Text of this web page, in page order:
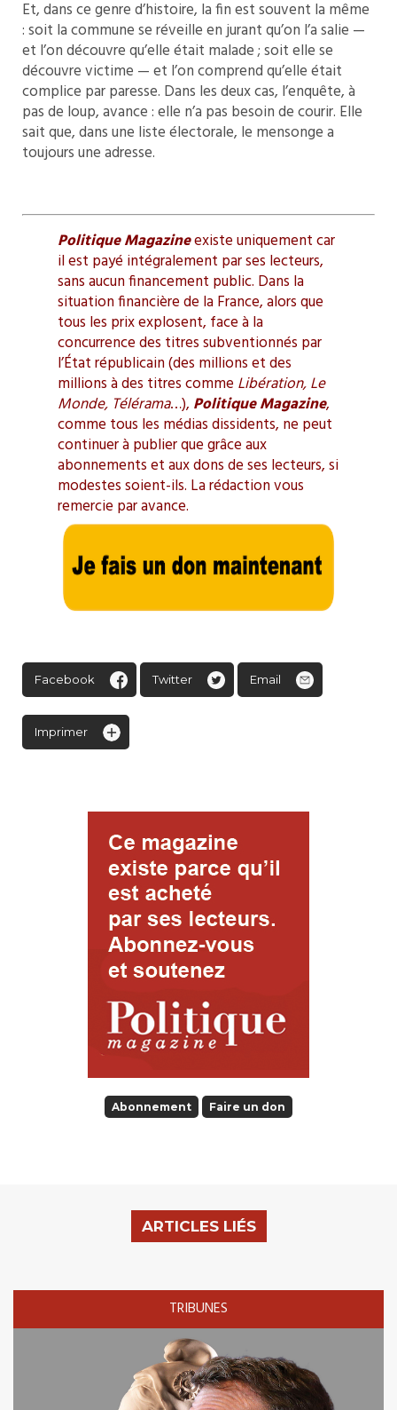
Et, dans ce genre d’histoire, la fin est souvent la même
: soit la commune se réveille en jurant qu’on l’a salie —
et l’on découvre qu’elle était malade ; soit elle se
découvre victime — et l’on comprend qu’elle était
complice par paresse. Dans les deux cas, l’enquête, à
pas de loup, avance : elle n’a pas besoin de courir. Elle
sait que, dans une liste électorale, le mensonge a
toujours une adresse.
Politique Magazineexiste uniquement car
il est payé intégralement par ses lecteurs,
sans aucun financement public. Dans la
situation financière de la France, alors que
tous les prix explosent, face à la
concurrence des titres subventionnés par
l’État républicain (des millions et des
millions à des titres comme Libération, Le
Monde, Télérama…), Politique Magazine,
comme tous les médias dissidents, ne peut
continuer à publier que grâce aux
abonnements et aux dons de ses lecteurs, si
modestes soient-ils. La rédaction vous
remercie par avance.
Facebook Twitter Email
Imprimer
Abonnement Faire un don
ARTICLES LIÉS
TRIBUNES